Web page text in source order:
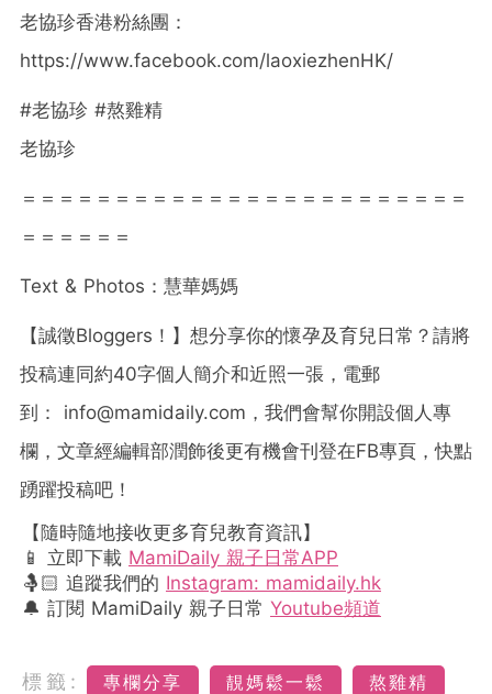
老協珍香港粉絲團：
https://www.facebook.com/laoxiezhenHK/
#老協珍 #熬雞精
老協珍
＝＝＝＝＝＝＝＝＝＝＝＝＝＝＝＝＝＝＝＝＝＝＝＝
＝＝＝＝＝＝
Text & Photos：慧華媽媽
【誠徵Bloggers！】想分享你的懷孕及育兒日常？請將
投稿連同約40字個人簡介和近照一張，電郵
到： info@mamidaily.com ，我們會幫你開設個人專
欄，文章經編輯部潤飾後更有機會刊登在FB專頁，快點
踴躍投稿吧！
【隨時隨地接收更多育兒教育資訊】
📱 立即下載 MamiDaily 親子日常APP
🤱🏻 追蹤我們的 Instagram: mamidaily.hk
🔔 訂閱 MamiDaily 親子日常 Youtube頻道
標籤: 專欄分享 靚媽鬆一鬆
熬雞精